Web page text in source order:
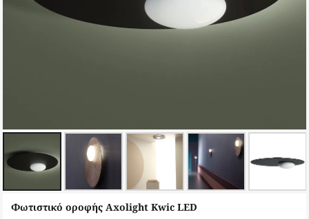
Μετάβαση
Φωτιστικό οροφής Axolight Kwic LED